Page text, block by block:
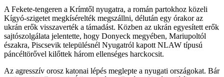
A Fekete-tengeren a Krímtől nyugatra, a román partokhoz közeli
Kígyó-szigetet megkísérelték megszállni, délután egy órakor az
ukrán erők visszaverték a támadást. Közben az ukrán egyesített erők
sajtószolgálata jelentette, hogy Donyeck megyében, Mariupoltól
északra, Piscsevik településnél Nyugatról kapott NLAW típusú
páncéltörővel kilőttek három ellenséges harckocsit.
Az agresszív orosz katonai lépés meglepte a nyugati országokat. Bár